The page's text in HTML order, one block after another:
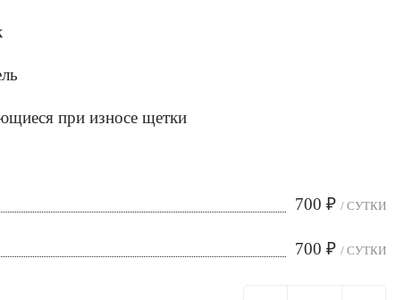
при износе щетки
700 ₽ / СУТКИ
700 ₽ / СУТКИ